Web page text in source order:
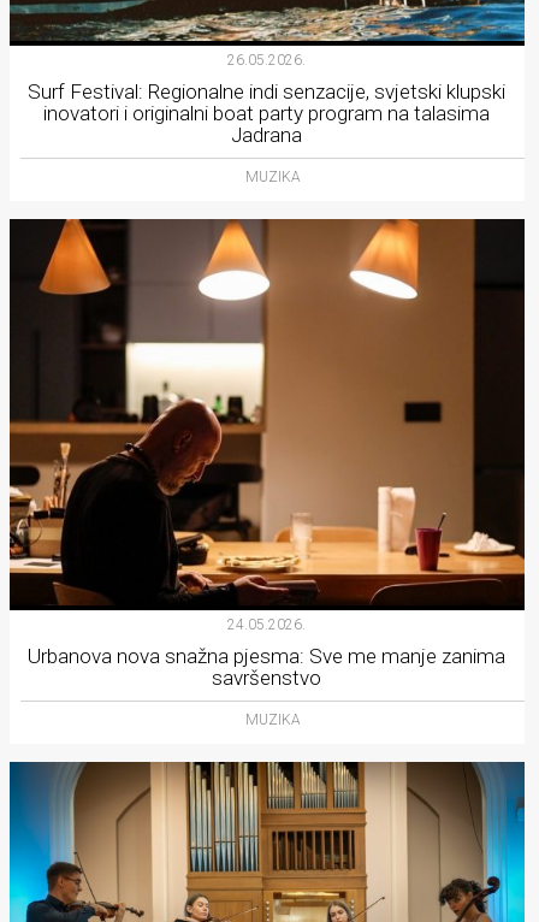
26.05.2026.
Surf Festival: Regionalne indi senzacije, svjetski klupski
inovatori i originalni boat party program na talasima
Jadrana
MUZIKA
24.05.2026.
Urbanova nova snažna pjesma: Sve me manje zanima
savršenstvo
MUZIKA